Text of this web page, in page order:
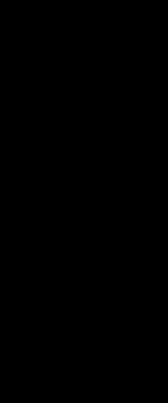
Holtorff, Jaron
und Tonstudio,
GmbH,
und
Desirée Hennecke,
Lange, Ilka
Schnell, Peter
Trautmann
Programm